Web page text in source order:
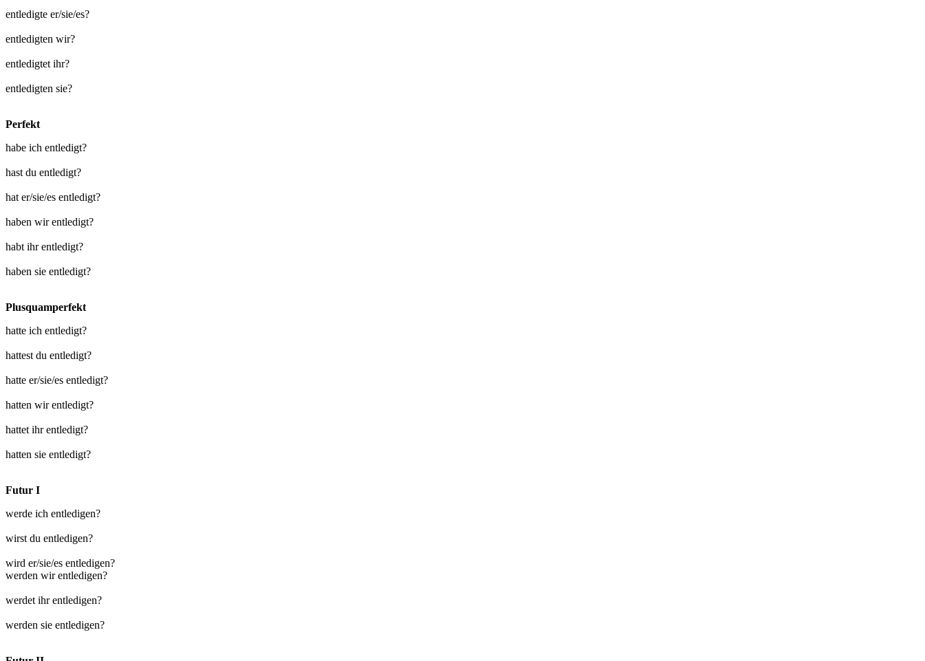
entledigte er/sie/es?
entledigten wir?
entledigtet ihr?
entledigten sie?
Perfekt
habe ich entledigt?
hast du entledigt?
hat er/sie/es entledigt?
haben wir entledigt?
habt ihr entledigt?
haben sie entledigt?
Plusquamperfekt
hatte ich entledigt?
hattest du entledigt?
hatte er/sie/es entledigt?
hatten wir entledigt?
hattet ihr entledigt?
hatten sie entledigt?
Futur I
werde ich entledigen?
wirst du entledigen?
wird er/sie/es entledigen?
werden wir entledigen?
werdet ihr entledigen?
werden sie entledigen?